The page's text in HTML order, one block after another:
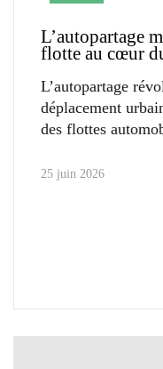
L’autopartage
flotte au cœur
L’autopartage
déplacement
des flottes
25 juin 2026